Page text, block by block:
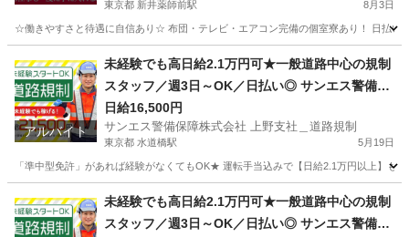
東京都 新井薬師前駅 8月3日
☆働きやすさと待遇に自信あり☆ 布団・テレビ・エアコン完備の個室寮あり！ 日払
新井薬師前駅 警備員
アルバイト
未経験でも高日給2.1万円可★一般道路中心の規制
スタッフ／週3日～OK／日払い◎ サンエス警備保
障株式会社 上野支社＿道路規制 水道橋
日給16,500円
サンエス警備保障株式会社 上野支社＿道路規制
東京都 水道橋駅 5月19日
「準中型免許」があれば経験がなくてもOK★ 運転手当込みで【日給2.1万円
水道橋駅 警備員
未経験でも高日給2.1万円可★一般道路中心の規制
スタッフ／週3日～OK／日払い◎ サンエス警備保